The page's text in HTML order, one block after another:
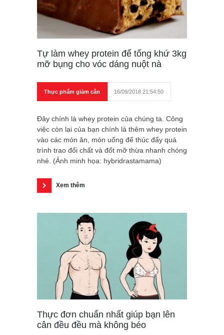
Tự làm whey protein để tống khứ 3kg
mỡ bụng cho vóc dáng nuột nà
Thực phẩm giảm cân 16/09/2018 21:54:50
Đây chính là whey protein của chúng ta. Công
việc còn lại của bạn chính là thêm whey protein
vào các món ăn, món uống để thúc đẩy quá
trình trao đổi chất và đốt mỡ thừa nhanh chóng
nhé. (Ảnh minh họa: hybridrastamama)
Xem thêm
Thực đơn chuẩn nhất giúp bạn lên
cân đều đều mà không béo